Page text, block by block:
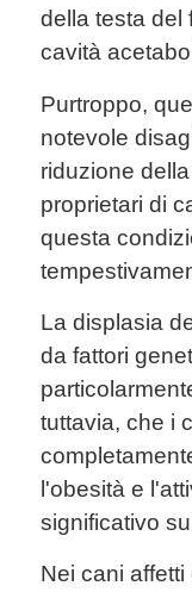
della testa del
cavità
Purtroppo,
notevole
riduzione
proprietari di
questa
La displasia
da fattori
tuttavia, che i
l'obesità e
significativo
Nei cani